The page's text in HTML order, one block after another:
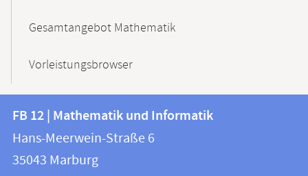
Gesamtangebot Mathematik
Vorleistungsbrowser
Kontakt
und
Informationen
FB
12
|
FB 12 | Mathematik und Informatik
Hans-Meerwein-Straße 6
35043 Marburg